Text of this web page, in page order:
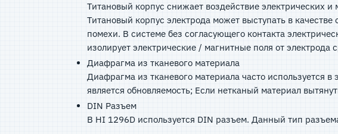
Титановый корпус снижает воздействие электрических
Титановый корпус электрода может выступать в
помехи. В системе без согласующего контакта
изолирует электрические / магнитные поля от
Диафрагма из тканевого материала
Диафрагма из тканевого материала часто используется
является обновляемость; Если нетканый материал
DIN Разъем
В HI 1296D используется DIN разъем. Данный тип